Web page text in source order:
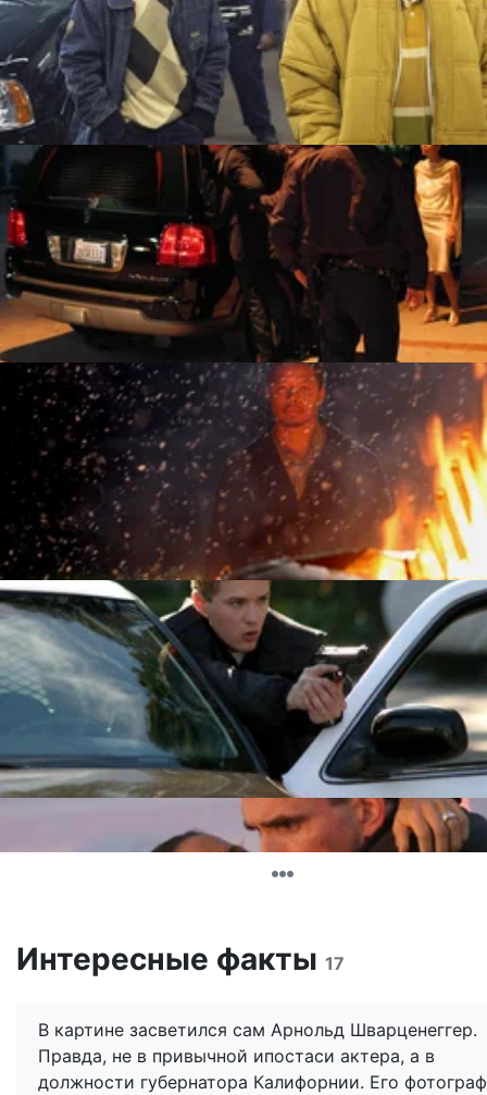
Интересные факты 17
В картине засветился сам Арнольд Шварценеггер.
Правда, не в привычной ипостаси актера, а в
должности губернатора Калифорнии. Его